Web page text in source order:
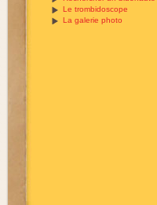
Le trombidoscope
La galerie photo